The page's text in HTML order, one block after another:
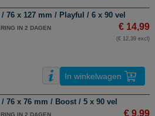
76 x 127 mm / Playful / 6 x 90 vel
IN 2 DAGEN € 14,99
(€ 12,39 excl)
In winkelwagen
76 x 76 mm / Boost / 5 x 90 vel
IN 2 DAGEN € 9,99